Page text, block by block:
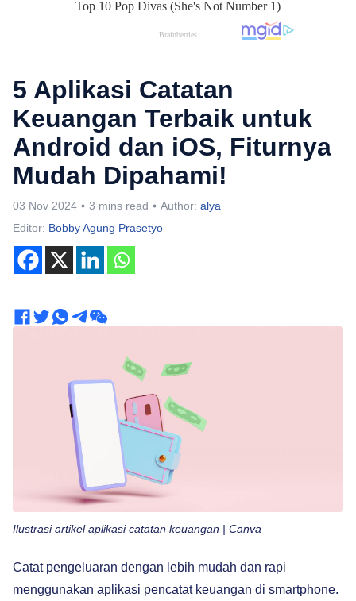
5 Aplikasi Catatan
Keuangan Terbaik untuk
Android dan iOS, Fiturnya
Mudah Dipahami!
03 Nov 2024 3 mins read Author: alya
Editor: Bobby Agung Prasetyo
Ilustrasi artikel aplikasi catatan keuangan | Canva
Catat pengeluaran dengan lebih mudah dan rapi
menggunakan aplikasi pencatat keuangan di smartphone.